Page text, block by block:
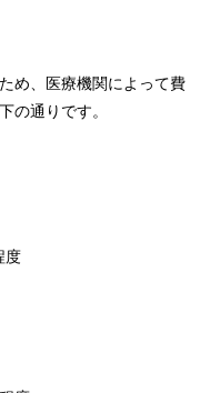
め、医療機関によって費
の通りです。
度